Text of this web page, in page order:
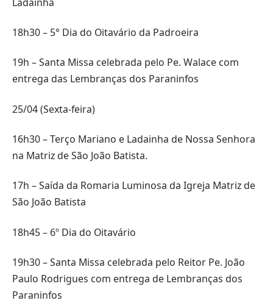
18h30 – 5° Dia do Oitavário da Padroeira
19h – Santa Missa celebrada pelo Pe. Walace com
entrega das Lembranças dos Paraninfos
25/04 (Sexta-feira)
16h30 – Terço Mariano e Ladainha de Nossa Senhora
na Matriz de São João Batista.
17h – Saída da Romaria Luminosa da Igreja Matriz de
São João Batista
18h45 – 6º Dia do Oitavário
19h30 – Santa Missa celebrada pelo Reitor Pe. João
Paulo Rodrigues com entrega de Lembranças dos
Paraninfos